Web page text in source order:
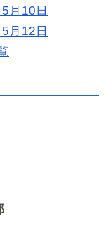
月10日
月12日